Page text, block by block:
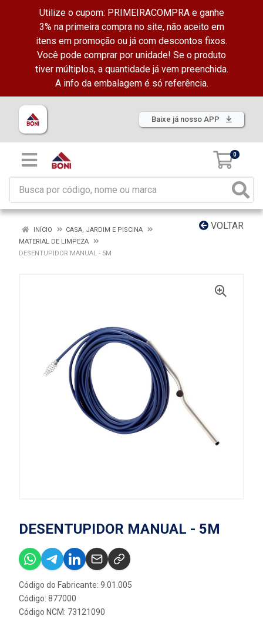
Utilize o cupom: PRIMEIRACOMPRA e ganhe
3% na primeira compra no site, não aceito em
itens em promoção ou já com descontos fixos.
Você pode comprar por unidade! Se o produto
tiver múltiplos, a quantidade já vem preenchida.
A info da embalagem é só referência.
Baixe já nosso APP
0
VOLTAR
INÍCIO
CASA, JARDIM E PISCINA
MATERIAL DE LIMPEZA
DESENTUPIDOR MANUAL - 5M
DESENTUPIDOR MANUAL - 5M
Código do Fabricante: 9.01.005
Código: 877000
Código NCM: 73121090